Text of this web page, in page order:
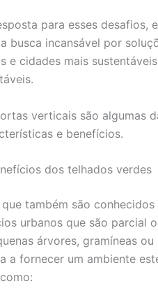
para esses
busca incansável por
e cidades mais
verticais são algumas
e benefícios.
dos telhados verdes
também são
urbanos que são parcial
árvores, gramíneas ou
a fornecer um ambiente